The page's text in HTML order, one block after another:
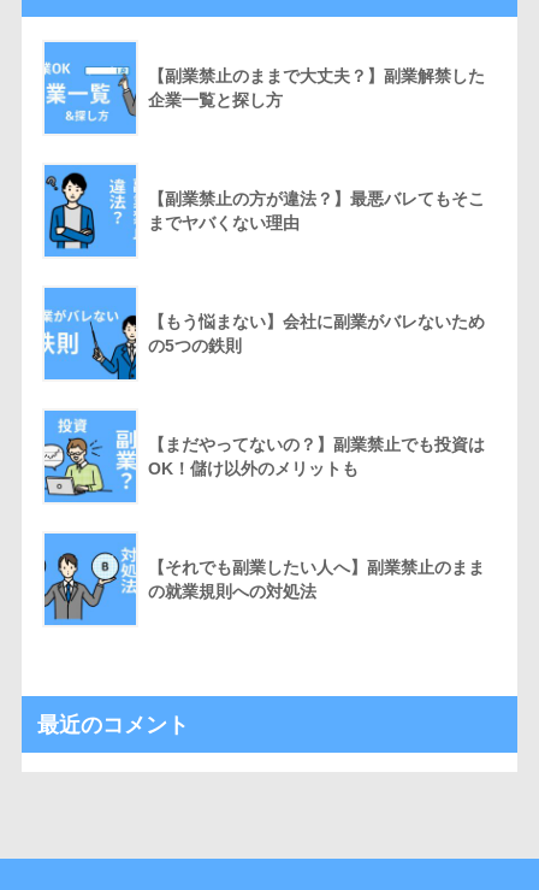
【副業禁止のままで大丈夫？】副業解禁した
企業一覧と探し方
【副業禁止の方が違法？】最悪バレてもそこ
までヤバくない理由
【もう悩まない】会社に副業がバレないため
の5つの鉄則
【まだやってないの？】副業禁止でも投資は
OK！儲け以外のメリットも
【それでも副業したい人へ】副業禁止のまま
の就業規則への対処法
最近のコメント